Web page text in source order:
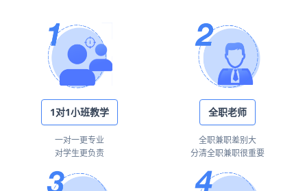
1对1小班教学
一对一更专业
对学生更负责
全职老师
全职兼职差别大
分清全职兼职很重要